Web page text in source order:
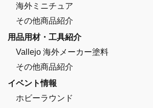
海外ミニチュア
その他商品紹介
用品用材・工具紹介
Vallejo 海外メーカー塗料
その他商品紹介
イベント情報
ホビーラウンド